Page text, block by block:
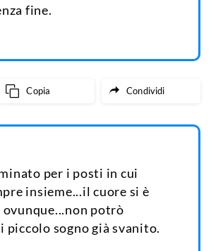
fine.
Copia Condividi
per i posti in cui
insieme...il cuore si è
potrò
piccolo sogno già svanito.